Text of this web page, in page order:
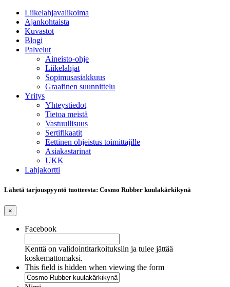
Liikelahjavalikoima
Ajankohtaista
Kuvastot
Blogi
Palvelut
Aineisto-ohje
Liikelahjat
Sopimusasiakkuus
Graafinen suunnittelu
Yritys
Yhteystiedot
Tietoa meistä
Vastuullisuus
Sertifikaatit
Eettinen ohjeistus toimittajille
Asiakastarinat
UKK
Lahjakortti
Lähetä tarjouspyyntö tuotteesta: Cosmo Rubber kuulakärkikynä
×
Facebook
Kenttä on validointitarkoituksiin ja tulee jättää
koskemattomaksi.
This field is hidden when viewing the form